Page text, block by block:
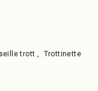
trott
Trottinette